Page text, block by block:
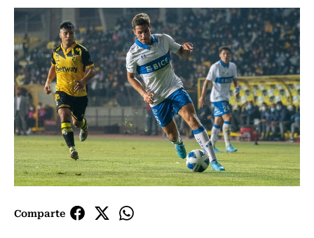
Comparte